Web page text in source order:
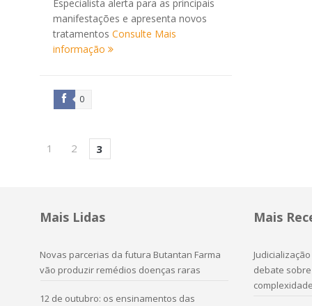
Especialista alerta para as principais
manifestações e apresenta novos
tratamentosConsulte Mais
informação
0
1 2 3
Mais Lidas
Novas parcerias da futura Butantan Farma
vão produzir remédios doenças raras
12 de outubro: os ensinamentos das
Mais
debate